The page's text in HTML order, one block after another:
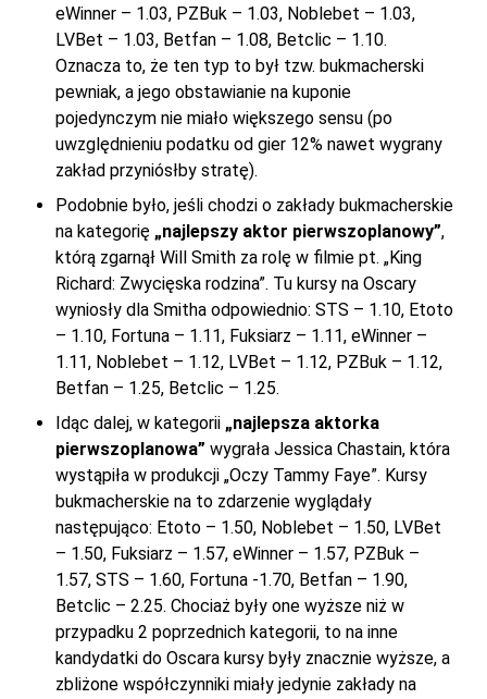
eWinner – 1.03, PZBuk – 1.03, Noblebet – 1.03,
LVBet – 1.03, Betfan – 1.08, Betclic – 1.10.
Oznacza to, że ten typ to był tzw. bukmacherski
pewniak, a jego obstawianie na kuponie
pojedynczym nie miało większego sensu (po
uwzględnieniu podatku od gier 12% nawet wygrany
zakład przyniósłby stratę).
Podobnie było, jeśli chodzi o zakłady bukmacherskie
na kategorię „najlepszy aktor pierwszoplanowy”,
którą zgarnął Will Smith za rolę w filmie pt. „King
Richard: Zwycięska rodzina”. Tu kursy na Oscary
wyniosły dla Smitha odpowiednio: STS – 1.10, Etoto
– 1.10, Fortuna – 1.11, Fuksiarz – 1.11, eWinner –
1.11, Noblebet – 1.12, LVBet – 1.12, PZBuk – 1.12,
Betfan – 1.25, Betclic – 1.25.
Idąc dalej, w kategorii „najlepsza aktorka
pierwszoplanowa” wygrała Jessica Chastain, która
wystąpiła w produkcji „Oczy Tammy Faye”. Kursy
bukmacherskie na to zdarzenie wyglądały
następująco: Etoto – 1.50, Noblebet – 1.50, LVBet
– 1.50, Fuksiarz – 1.57, eWinner – 1.57, PZBuk –
1.57, STS – 1.60, Fortuna -1.70, Betfan – 1.90,
Betclic – 2.25. Chociaż były one wyższe niż w
przypadku 2 poprzednich kategorii, to na inne
kandydatki do Oscara kursy były znacznie wyższe, a
zbliżone współczynniki miały jedynie zakłady na